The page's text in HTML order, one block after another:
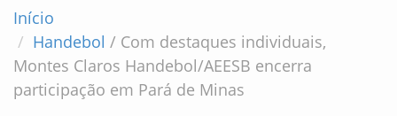
Início
Handebol / Com destaques individuais,
Montes Claros Handebol/AEESB encerra
participação em Pará de Minas